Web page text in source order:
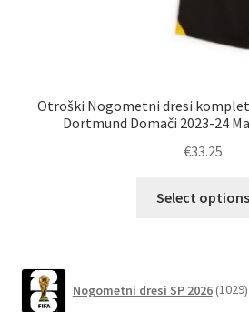
Otroški Nogometni dresi
Dortmund Domači 2023-24
€33.25
Select options
Nogometni dresi SP 2026 1029